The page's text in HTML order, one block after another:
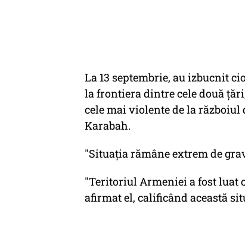
La 13 septembrie, au izbucnit
la frontiera dintre cele două
cele mai violente de la
Karabah.
"Situaţia rămâne extrem de
"Teritoriul Armeniei a fost luat
afirmat el, calificând această